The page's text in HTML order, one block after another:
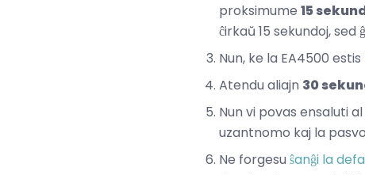
proksimume 15
ĉirkaŭ 15 sekundoj,
Nun, ke la EA4500
Atendu aliajn 30
Nun vi povas ensaluti
uzantnomo kaj la
Ne forgesu ŝanĝi la